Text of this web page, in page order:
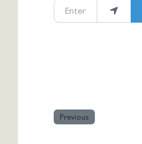
Enter your location
Previous